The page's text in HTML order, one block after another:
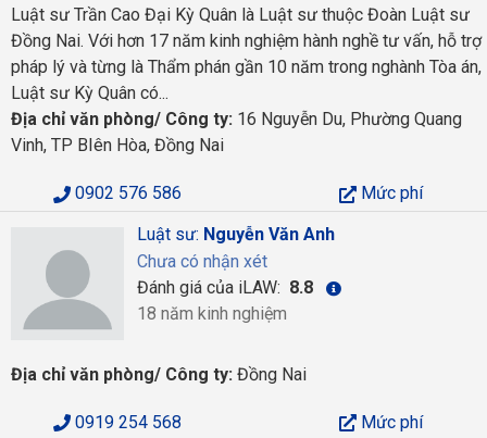
Luật sư Trần Cao Đại Kỳ Quân là Luật sư thuộc Đoàn Luật sư
Đồng Nai. Với hơn 17 năm kinh nghiệm hành nghề tư vấn, hỗ trợ
pháp lý và từng là Thẩm phán gần 10 năm trong nghành Tòa án,
Luật sư Kỳ Quân có...
Địa chỉ văn phòng/ Công ty: 16 Nguyễn Du, Phường Quang
Vinh, TP BIên Hòa, Đồng Nai
0902 576 586
Mức phí
Luật sư: Nguyễn Văn Anh
Chưa có nhận xét
Đánh giá của iLAW: 8.8
18 năm kinh nghiệm
Địa chỉ văn phòng/ Công ty: Đồng Nai
0919 254 568
Mức phí